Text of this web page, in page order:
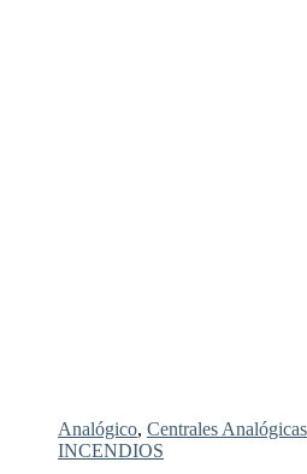
Analógico, Centrales Analógicas
INCENDIOS